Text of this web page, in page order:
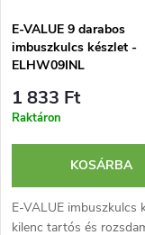
E-VALUE 9 darabos
imbuszkulcs készlet -
ELHW09INL
1 833 Ft
Raktáron
KOSÁRBA
E-VALUE imbuszkulcs
kilenc tartós és